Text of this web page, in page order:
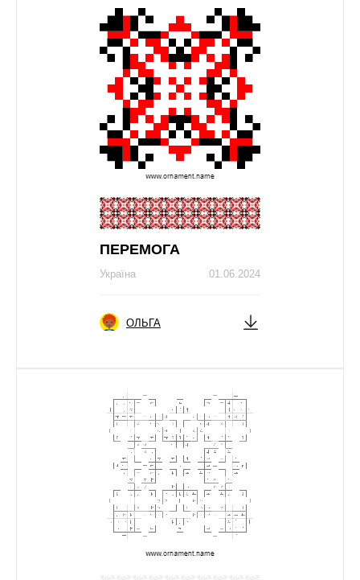
ПЕРЕМОГА
01.06.2024
Україна
ОЛЬГА